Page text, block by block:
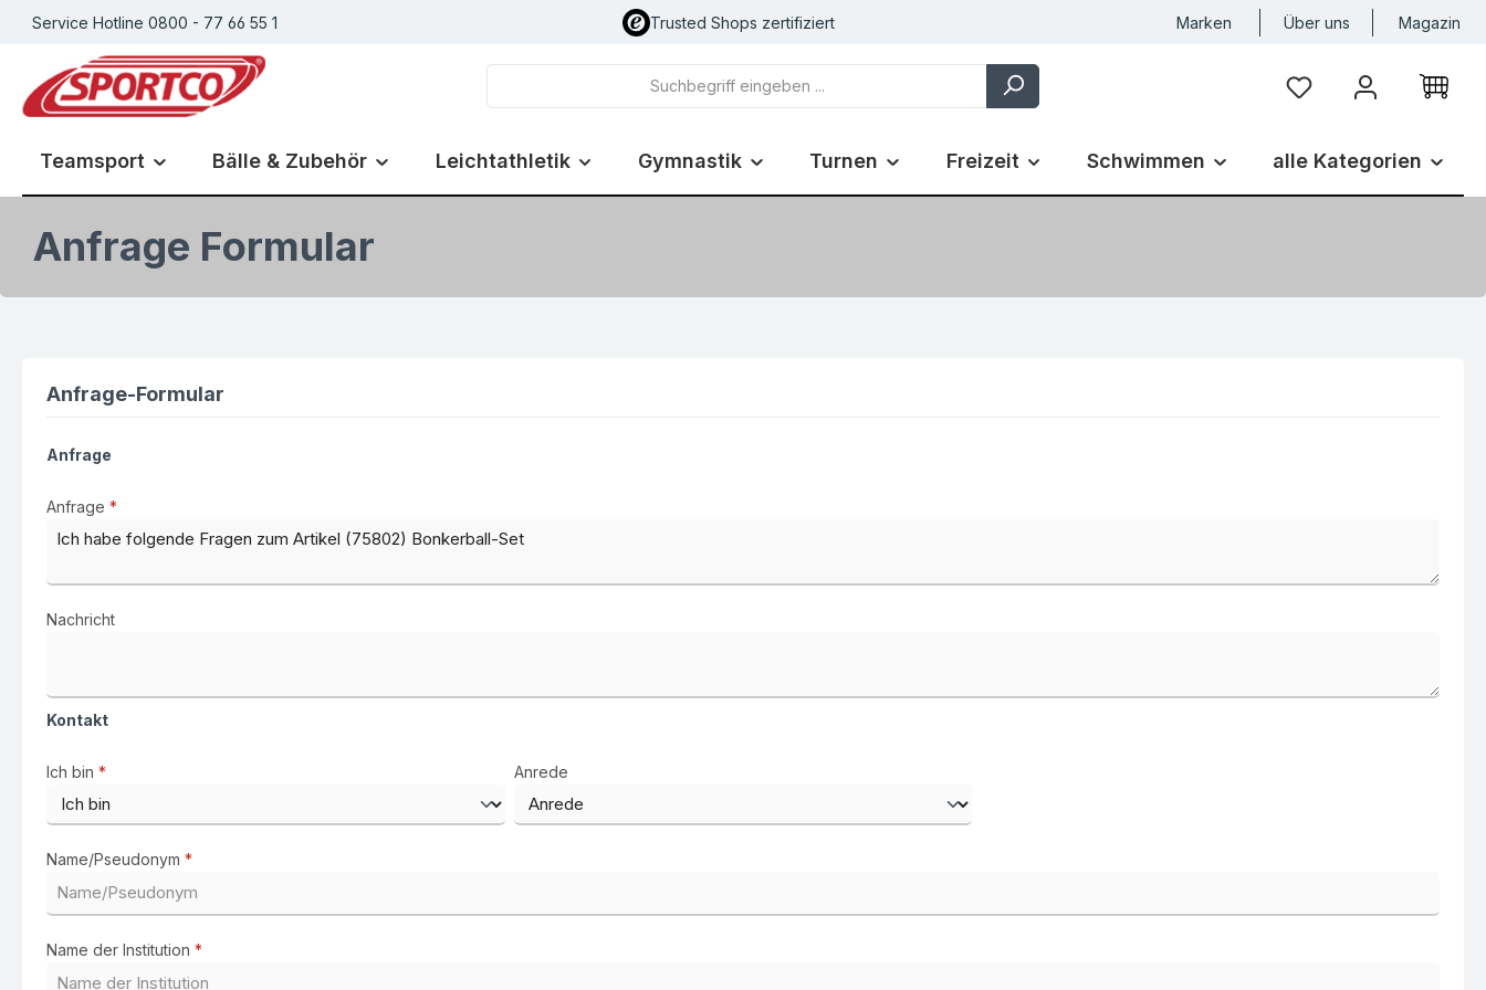
Hauptinhalt springen
Zur Suche springen
Zur Hauptnavigation springen
Service Hotline 0800 - 77 66 55 1 Trusted Shops zertifiziert Marken Über uns Magazin
Du hast 0 Produkte
Teamsport Bälle & Zubehör Leichtathletik Gymnastik Turnen Freizeit Schwimmen alle Kategorien
Anfrage Formular
Anfrage-Formular
Anfrage
Anfrage *
Nachricht
Kontakt
Ich bin * Anrede
Name/Pseudonym *
Name der Institution *